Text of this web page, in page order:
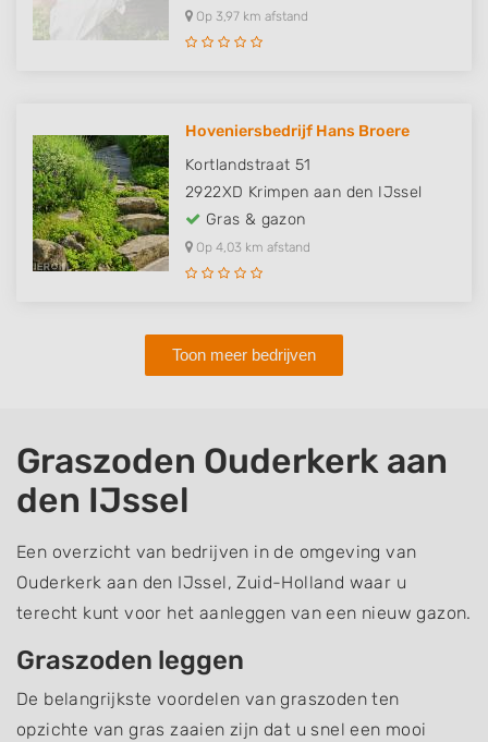
Op 3,97 km afstand
Hoveniersbedrijf Hans Broere
Kortlandstraat 51
2922XD Krimpen aan den IJssel
Gras & gazon
Op 4,03 km afstand
Toon meer bedrijven
Graszoden Ouderkerk aan
den IJssel
Een overzicht van bedrijven in de omgeving van
Ouderkerk aan den IJssel, Zuid-Holland waar u
terecht kunt voor het aanleggen van een nieuw gazon.
Graszoden leggen
De belangrijkste voordelen van graszoden ten
opzichte van gras zaaien zijn dat u snel een mooi